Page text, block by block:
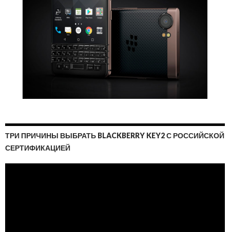
ТРИ ПРИЧИНЫ ВЫБРАТЬ BLACKBERRY KEY2 С РОССИЙСКОЙ
СЕРТИФИКАЦИЕЙ